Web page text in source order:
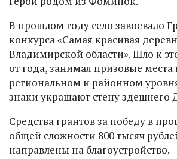
В прошлом году село завоевало
конкурса «Самая красивая
Владимирской области». Шло к
от года, занимая призовые места
региональном и районном
знаки украшают стену здешнего
Средства грантов за победу в
общей сложности 800 тысяч
направлены на благоустройство.